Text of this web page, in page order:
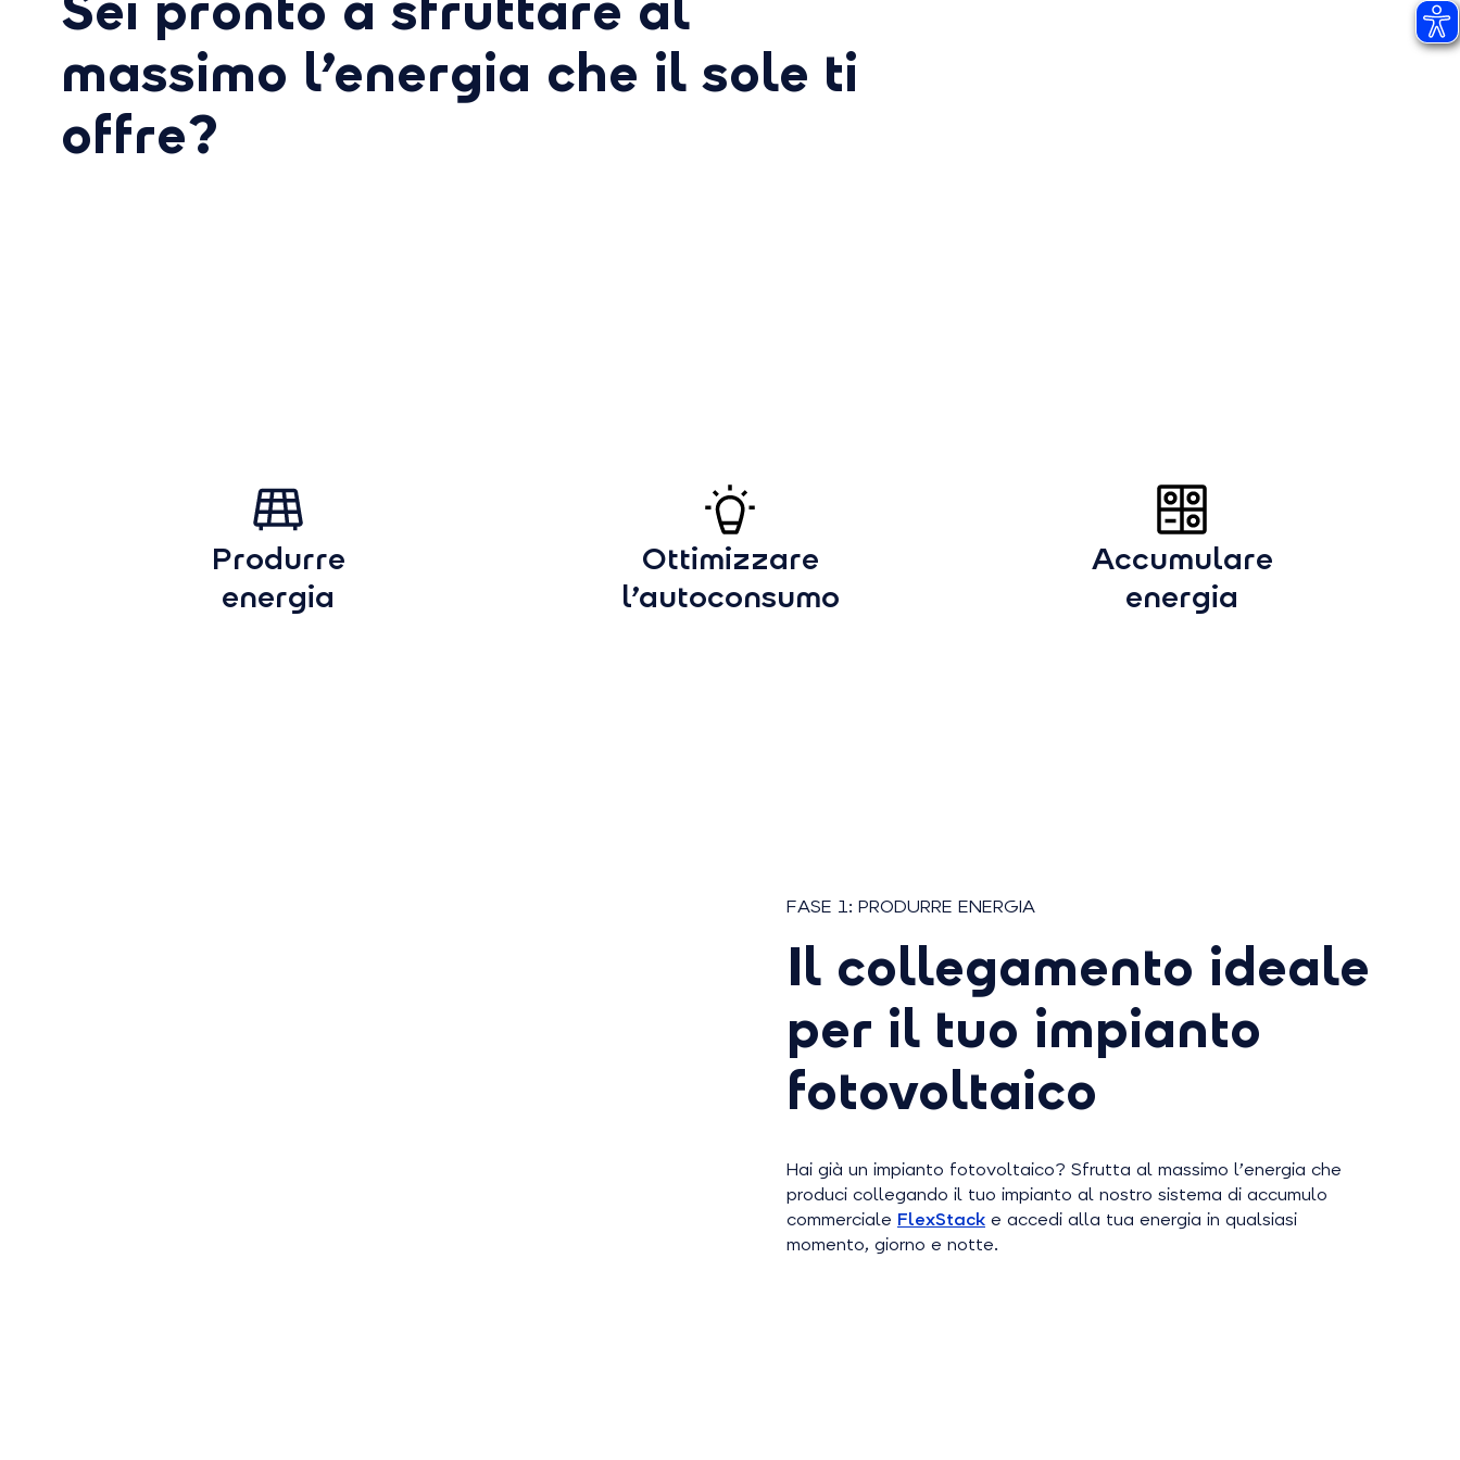
massimo l’energia che il sole ti
offre?
Produrre
energia
Ottimizzare
l’autoconsumo
Accumulare
energia
FASE 1: PRODURRE ENERGIA
Il collegamento ideale
per il tuo impianto
fotovoltaico
Hai già un impianto fotovoltaico? Sfrutta al massimo l’energia che
produci collegando il tuo impianto al nostro sistema di accumulo
commerciale FlexStack e accedi alla tua energia in qualsiasi
momento, giorno e notte.